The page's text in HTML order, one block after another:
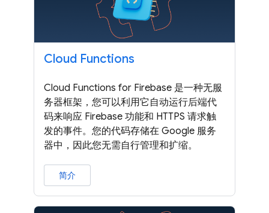
Cloud Functions
Cloud Functions for Firebase 是一种无服
务器框架，您可以利用它自动运行后端代
码来响应 Firebase 功能和 HTTPS 请求触
发的事件。您的代码存储在 Google 服务
器中，因此您无需自行管理和扩缩。
简介